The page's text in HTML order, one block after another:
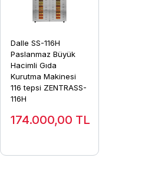
Dalle SS-116H
Paslanmaz Büyük
Hacimli Gıda
Kurutma Makinesi
116 tepsi ZENTRASS-
116H
174.000,00 TL